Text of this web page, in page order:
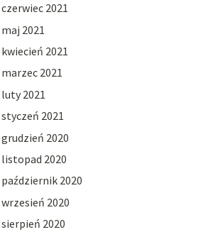
czerwiec 2021
maj 2021
kwiecień 2021
marzec 2021
luty 2021
styczeń 2021
grudzień 2020
listopad 2020
październik 2020
wrzesień 2020
sierpień 2020